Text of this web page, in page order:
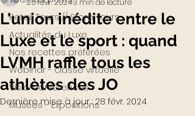
Retail Tours // Store Tours
Actualités du Luxe
Nos recettes préférées
Webinar - classe virtuelle
Visio-conférences
Musées - Expositions
L'union inédite entre le
Luxe et le sport : quand
LVMH raffle tous les
athlètes des JO
26 févr. 20243 min de lecture
Dernière mise à jour :28 févr. 2024